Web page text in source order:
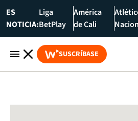
ES
NOTICIA:
Liga
BetPlay
América
de Cali
SUSCRÍBASE